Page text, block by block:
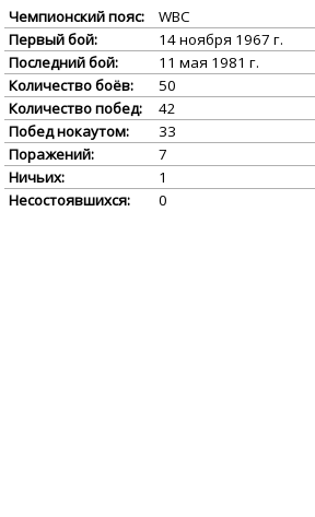
Чемпионский пояс:
WBC
Первый бой:
14 ноября 1967 г.
Последний бой:
11 мая 1981 г.
Количество боёв:
50
Количество побед:
42
Побед нокаутом:
33
Поражений:
7
Ничьих:
1
Несостоявшихся:
0